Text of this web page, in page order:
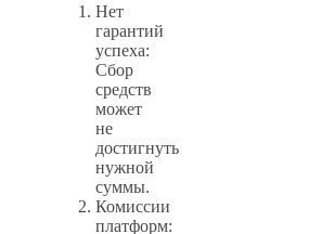
Нет
гарантий
успеха:
Сбор
средств
может
не
достигнуть
нужной
суммы.
Комиссии
платформ: